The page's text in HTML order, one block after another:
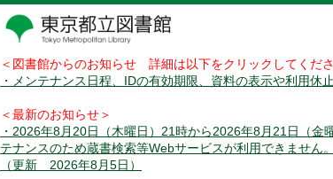
＜図書館からのお知らせ 詳細は以下をクリックしてくだ
・メンテナンス日程、IDの有効期限、資料の表示や利用休
＜最新のお知らせ＞
・2026年8月20日（木曜日）21時から2026年8月21日（金
テナンスのため蔵書検索等Webサービスが利用できません。
（更新 2026年8月5日）